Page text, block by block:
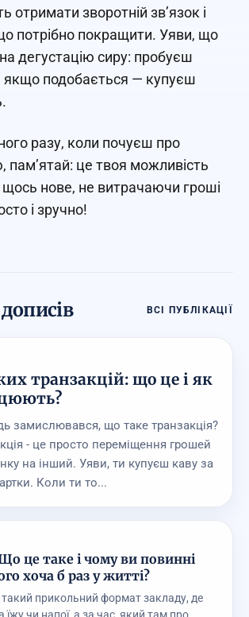
отримати зворотній зв’язок і
потрібно покращити. Уяви, що
дегустацію сиру: пробуєш
якщо подобається — купуєш
разу, коли почуєш про
пам’ятай: це твоя можливість
нове, не витрачаючи гроші
і зручно!
ВСІ ПУБЛІКАЦІЇ
транзакцій: що це і як
замислювався, що таке транзакція?
- це просто переміщення грошей
на інший. Уяви, ти купуєш каву за
Коли ти то...
це таке і чому ви повинні
хоча б раз у житті?
прикольний формат закладу, де